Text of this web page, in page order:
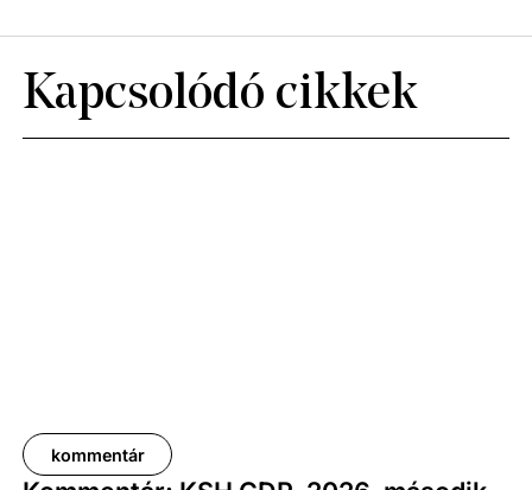
Kapcsolódó cikkek
kommentár